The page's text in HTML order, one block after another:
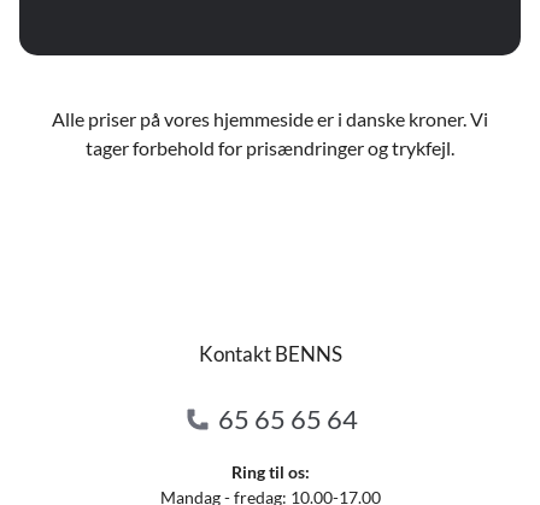
Alle priser på vores hjemmeside er i danske kroner. Vi
tager forbehold for prisændringer og trykfejl.
Kontakt BENNS
65 65 65 64
Ring til os:
Mandag - fredag: 10.00-17.00